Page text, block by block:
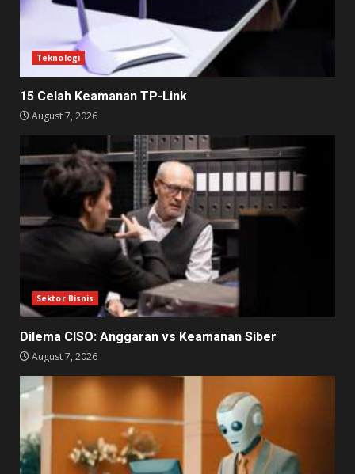
Teknologi
15 Celah Keamanan TP-Link
August 7, 2026
Sektor Bisnis
Dilema CISO: Anggaran vs Keamanan Siber
August 7, 2026